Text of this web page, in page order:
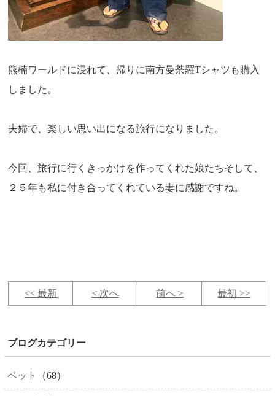
熊楠ワールドに浸れて、帰りに南方曼荼羅Tシャツも購入
しました。
夫婦で、楽しい思い出になる旅行になりました。
今回、旅行に行くきっかけを作ってくれた娘たちそして、
２５年も私に付き合ってくれている妻に感謝ですね。
<< 最新 < 次へ 前へ > 最初 >>
ブログカテゴリー
ベット （68）